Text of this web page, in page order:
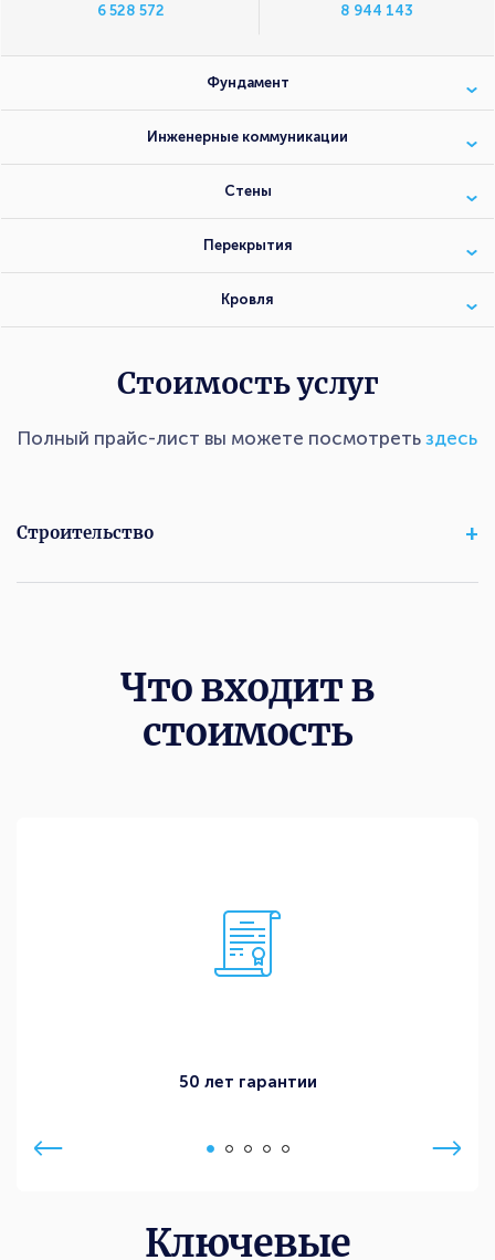
6 528 572 8 944 143
Фундамент
Инженерные коммуникации
Стены
Перекрытия
Кровля
Стоимость услуг
Полный прайс-лист вы можете посмотреть здесь
Строительство
Что входит в
стоимость
50 лет гарантии
Ключевые